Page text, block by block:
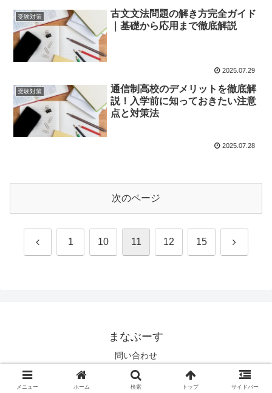
受験対策
古文文法問題の解き方完全ガイド
｜基礎から応用まで徹底解説
2025.07.29
受験対策
通信制高校のデメリットを徹底解
説！入学前に知っておきたい注意
点と対策法
2025.07.28
次のページ
前 1 10 11 12 15 次
まなぶーす
問い合わせ
© 2025 まなぶーす.
メニュー ホーム 検索 トップ サイドバー